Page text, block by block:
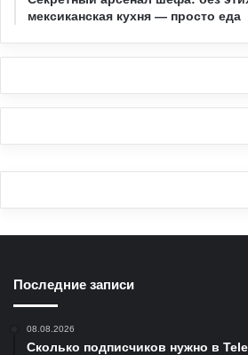
мексиканская кухня — просто еда
Последние записи
08.08.2026
Сколько подписчиков нужно в